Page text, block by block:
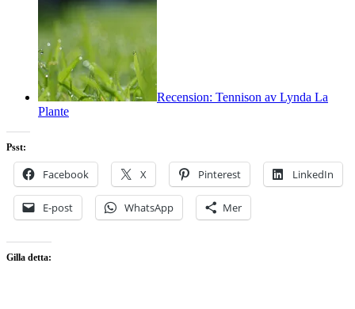
Recension: Tennison av Lynda La
Plante
Psst:
Facebook X Pinterest LinkedIn
E-post WhatsApp Mer
Gilla detta: